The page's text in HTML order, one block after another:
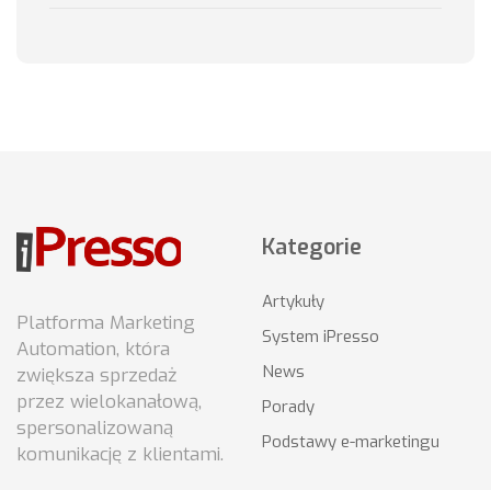
Platforma Marketing
Automation, która
zwiększa sprzedaż
przez wielokanałową,
spersonalizowaną
komunikację z klientami.
Kategorie
Artykuły
System iPresso
News
Porady
Podstawy e-marketingu